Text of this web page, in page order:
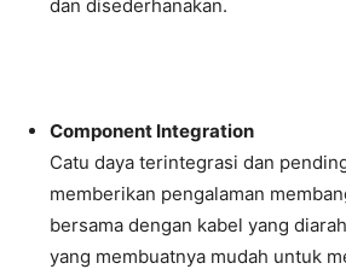
dan disederhanakan.
Component Integration
Catu daya terintegrasi dan
memberikan pengalaman
bersama dengan kabel yang
yang membuatnya mudah untuk